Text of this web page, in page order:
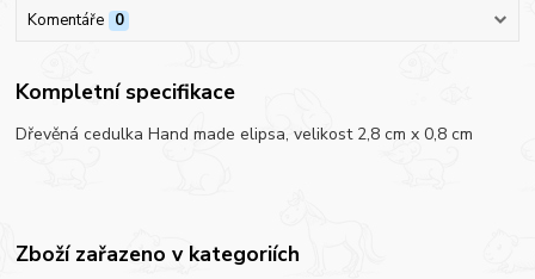
Komentáře 0
Kompletní specifikace
Dřevěná cedulka Hand made elipsa, velikost 2,8 cm x 0,8 cm
Zboží zařazeno v kategoriích